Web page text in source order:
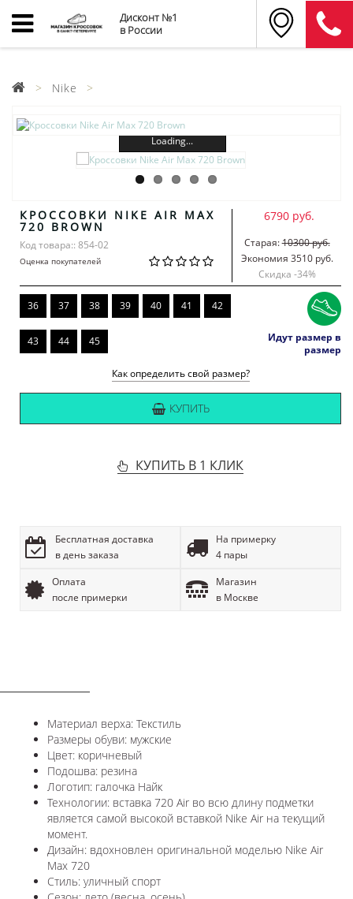
Дисконт №1
в России
Nike
Loading...
КРОССОВКИ NIKE AIR MAX
720 BROWN
Код товара:: 854-02
Оценка покупателей
6790 руб.
Старая:10300 руб.
Экономия 3510 руб.
Скидка -34%
36 37 38 39 40 41 42
43 44 45
Идут размер в
размер
Как определить свой размер?
КУПИТЬ
КУПИТЬ В 1 КЛИК
Бесплатная доставка
в день заказа
На примерку
4 пары
Оплата
после примерки
Магазин
в Москве
Материал верха: Текстиль
Размеры обуви: мужские
Цвет: коричневый
Подошва: резина
Логотип: галочка Найк
Технологии: вставка 720 Air во всю длину подметки
является самой высокой вставкой Nike Air на текущий
момент.
Дизайн: вдохновлен оригинальной моделью Nike Air
Max 720
Стиль: уличный спорт